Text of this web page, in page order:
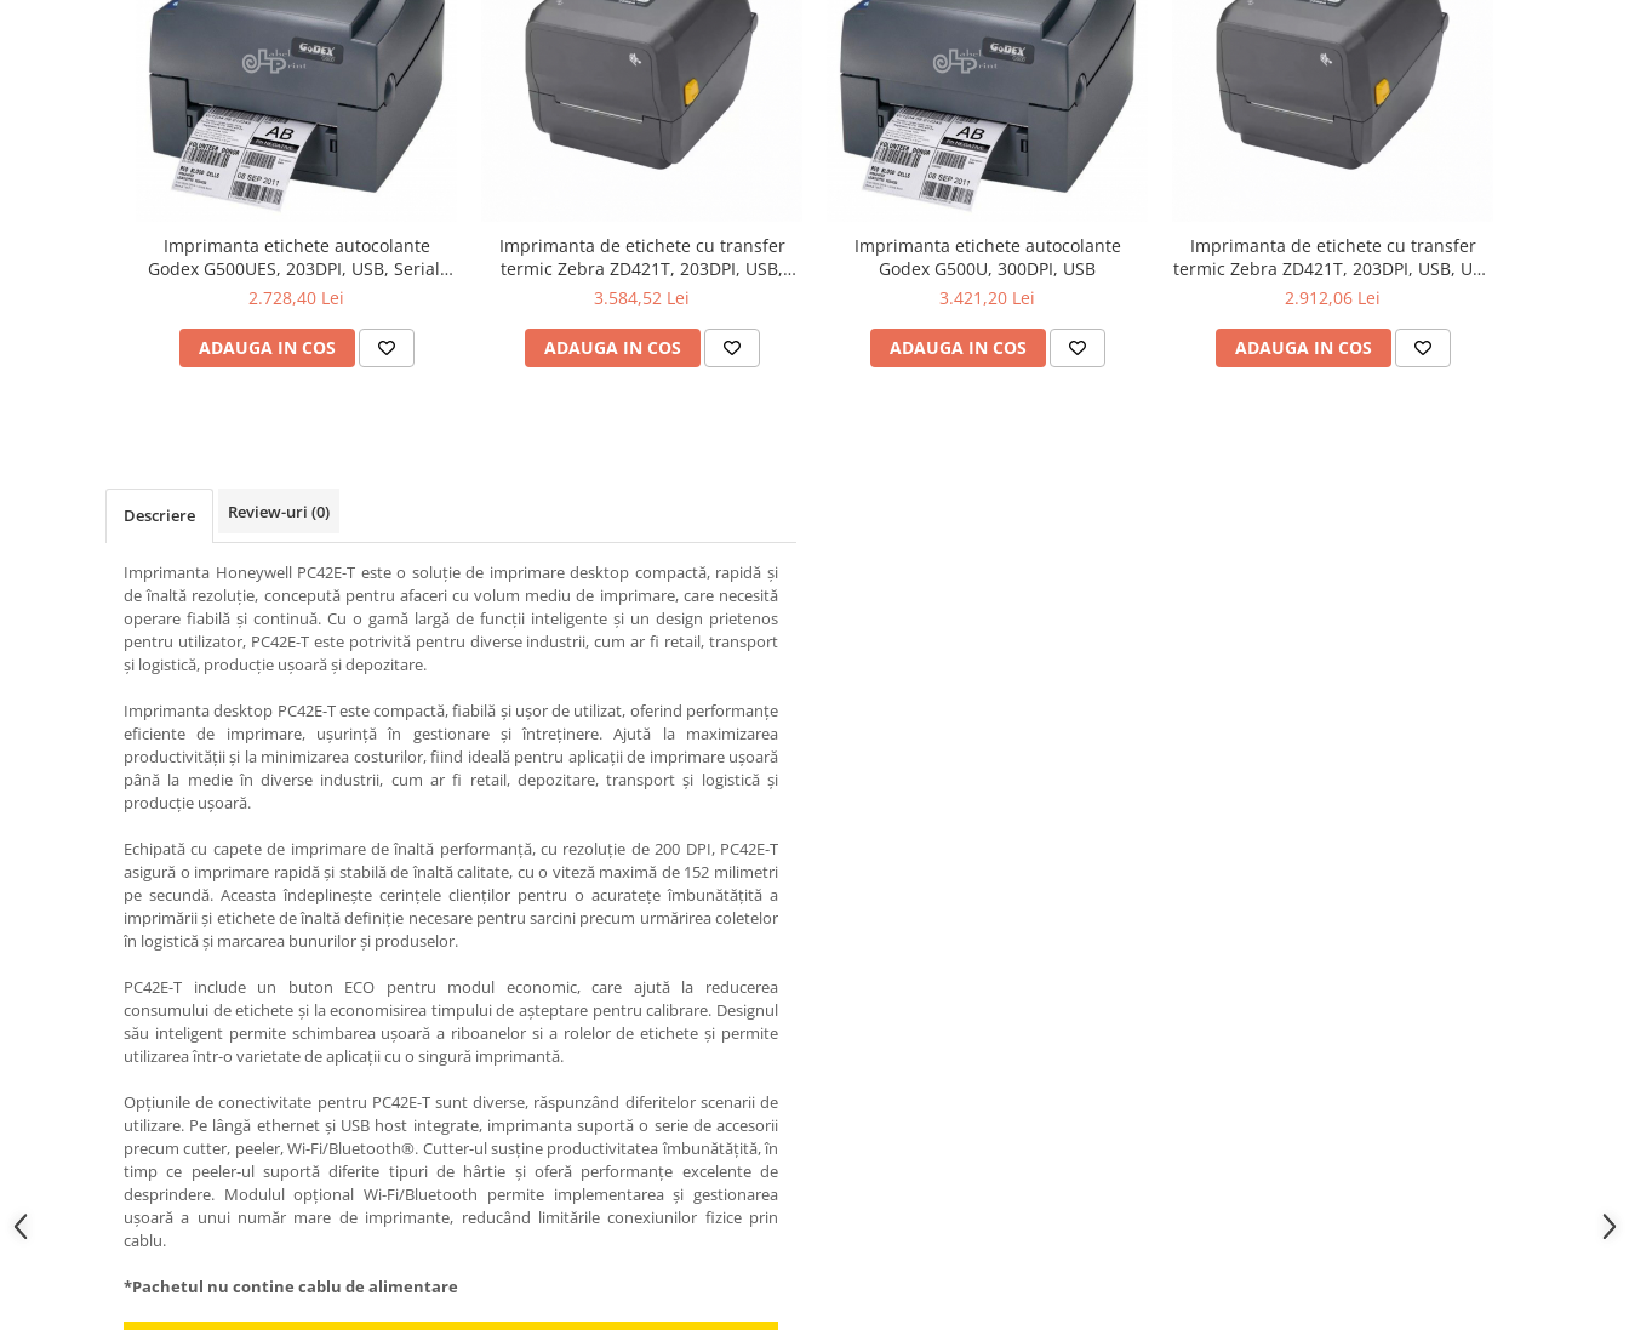
Imprimanta etichete autocolante
Godex G500UES, 203DPI, USB, Serial,
Ethernet
2.728,40 Lei
ADAUGA IN COS
Imprimanta de etichete cu transfer
termic Zebra ZD421T, 203DPI, USB,
Ethernet, Bluetooth
3.584,52 Lei
ADAUGA IN COS
Imprimanta etichete autocolante
Godex G500U, 300DPI, USB
3.421,20 Lei
ADAUGA IN COS
Imprimanta de etichete cu transfer
termic Zebra ZD421T, 203DPI, USB, USB
Host, BLE
2.912,06 Lei
ADAUGA IN COS
Descriere Review-uri (0)
Imprimanta Honeywell PC42E-T este o soluție de imprimare desktop compactă, rapidă și
de înaltă rezoluție, concepută pentru afaceri cu volum mediu de imprimare, care necesită
operare fiabilă și continuă. Cu o gamă largă de funcții inteligente și un design prietenos
pentru utilizator, PC42E-T este potrivită pentru diverse industrii, cum ar fi retail, transport
și logistică, producție ușoară și depozitare.
Imprimanta desktop PC42E-T este compactă, fiabilă și ușor de utilizat, oferind performanțe
eficiente de imprimare, ușurință în gestionare și întreținere. Ajută la maximizarea
productivității și la minimizarea costurilor, fiind ideală pentru aplicații de imprimare ușoară
până la medie în diverse industrii, cum ar fi retail, depozitare, transport și logistică și
producție ușoară.
Echipată cu capete de imprimare de înaltă performanță, cu rezoluție de 200 DPI, PC42E-T
asigură o imprimare rapidă și stabilă de înaltă calitate, cu o viteză maximă de 152 milimetri
pe secundă. Aceasta îndeplinește cerințele clienților pentru o acuratețe îmbunătățită a
imprimării și etichete de înaltă definiție necesare pentru sarcini precum urmărirea coletelor
în logistică și marcarea bunurilor și produselor.
PC42E-T include un buton ECO pentru modul economic, care ajută la reducerea
consumului de etichete și la economisirea timpului de așteptare pentru calibrare. Designul
său inteligent permite schimbarea ușoară a riboanelor si a rolelor de etichete și permite
utilizarea într-o varietate de aplicații cu o singură imprimantă.
Opțiunile de conectivitate pentru PC42E-T sunt diverse, răspunzând diferitelor scenarii de
utilizare. Pe lângă ethernet și USB host integrate, imprimanta suportă o serie de accesorii
precum cutter, peeler, Wi-Fi/Bluetooth®. Cutter-ul susține productivitatea îmbunătățită, în
timp ce peeler-ul suportă diferite tipuri de hârtie și oferă performanțe excelente de
desprindere. Modulul opțional Wi-Fi/Bluetooth permite implementarea și gestionarea
ușoară a unui număr mare de imprimante, reducând limitările conexiunilor fizice prin
cablu.
*Pachetul nu contine cablu de alimentare